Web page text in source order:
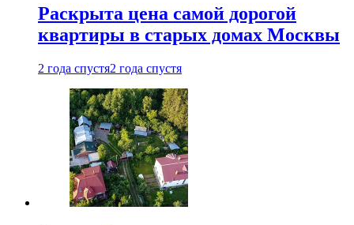
Раскрыта цена самой дорогой
квартиры в старых домах Москвы
2 года спустя2 года спустя